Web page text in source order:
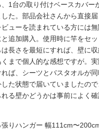
1台の取り付けベースカバ
た。部品会社さんから直接
ューを読まれている方には
追加購入。使用時に竿をセ
長さを最短にすれば、壁に
まで個人的な感想ですが。
ば、シーツとバスタオルが
た状態で届いていましたの
る壁かどうかは事前によく
りハンガー 幅111cm〜